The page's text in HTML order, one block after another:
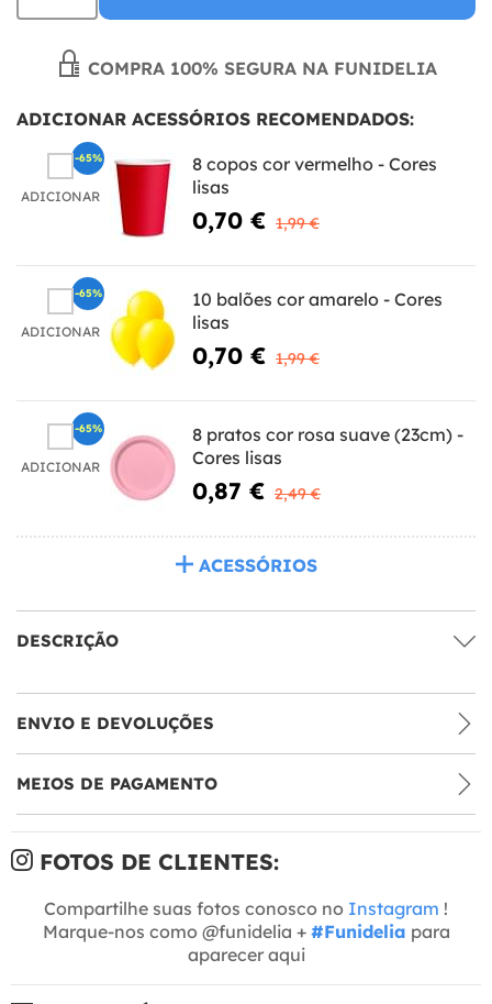
COMPRA 100% SEGURA NA FUNIDELIA
ADICIONAR ACESSÓRIOS RECOMENDADOS:
ADICIONAR
8 copos cor vermelho - Cores
lisas
0,70 € 1,99 €
-65%
ADICIONAR
10 balões cor amarelo - Cores
lisas
0,70 € 1,99 €
-65%
ADICIONAR
8 pratos cor rosa suave (23cm) -
Cores lisas
0,87 € 2,49 €
-65%
ACESSÓRIOS
DESCRIÇÃO
ENVIO E DEVOLUÇÕES
MEIOS DE PAGAMENTO
FOTOS DE CLIENTES:
Compartilhe suas fotos conosco no Instagram !
Marque-nos como @funidelia + #Funidelia para
aparecer aqui